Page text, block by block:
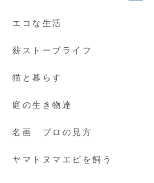
エコな生活
薪ストーブライフ
猫と暮らす
庭の生き物達
名画 プロの見方
ヤマトヌマエビを飼う